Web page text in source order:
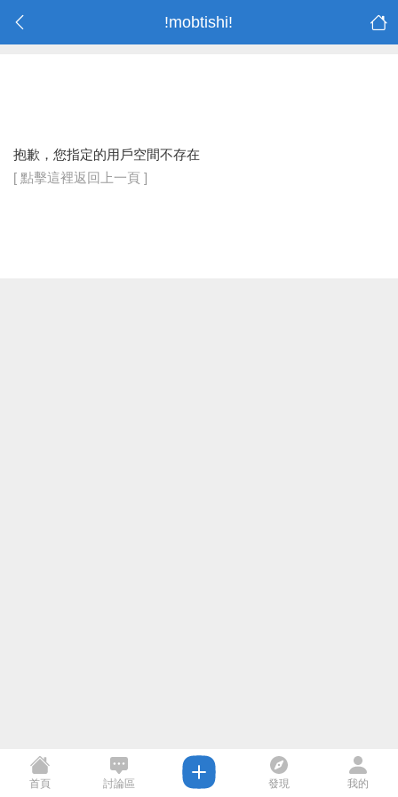
!mobtishi!
抱歉，您指定的用戶空間不存在
[ 點擊這裡返回上一頁 ]
首頁 討論區 發現 我的